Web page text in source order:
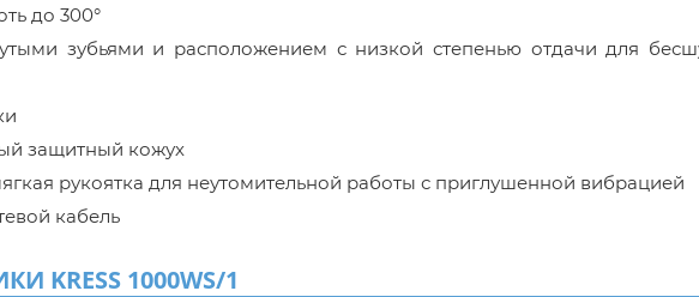
до 300°
зубьями и расположением с низкой степенью отдачи для
защитный кожух
рукоятка для неутомительной работы с приглушенной вибрацией
кабель
KRESS 1000WS/1